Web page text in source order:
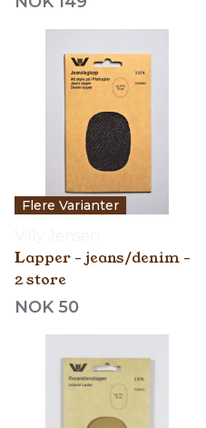
Flere Varianter
Lapper - jeans/denim -
2 store
NOK 50